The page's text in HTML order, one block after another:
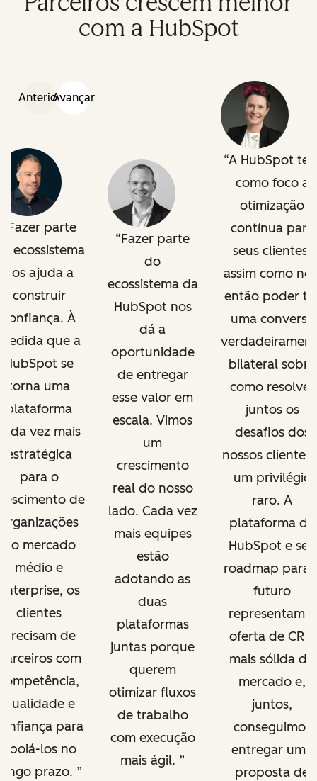
com a HubSpot
AnteriorAvançar
Fazer parte
ecossistema
nos ajuda a
construir
confiança. À
que a
HubSpot se
torna uma
plataforma
vez mais
estratégica
para o
de
organizações
do mercado
médio e
os
clientes
precisam de
com
qualidade e
para
apoiá-los no
prazo.
Fazer parte
do
ecossistema da
HubSpot nos
dá a
oportunidade
de entregar
esse valor em
escala. Vimos
um
crescimento
real do nosso
lado. Cada vez
mais equipes
estão
adotando as
duas
plataformas
juntas porque
querem
otimizar fluxos
de trabalho
com execução
mais ágil.
A HubSpot
como foco a
otimização
contínua para
seus clientes,
assim como
então poder
uma conversa
bilateral sobre
como resolver
juntos os
desafios dos
nossos clientes
um privilégio
raro. A
plataforma da
HubSpot e seu
roadmap para
futuro
representam a
oferta de CRM
mais sólida do
mercado e,
juntos,
conseguimos
entregar uma
proposta de